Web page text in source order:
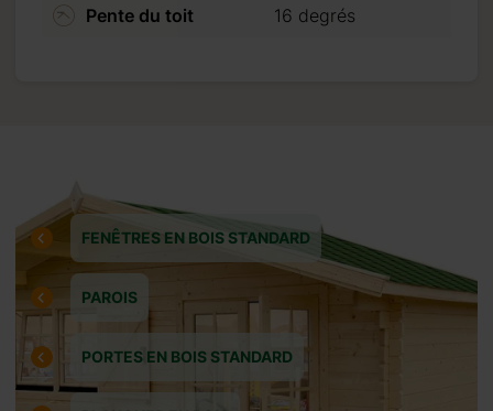
Pente du toit
16 degrés
FENÊTRES EN BOIS STANDARD
PAROIS
PORTES EN BOIS STANDARD
noter
en